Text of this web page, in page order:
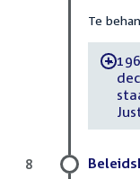
Te
-
8